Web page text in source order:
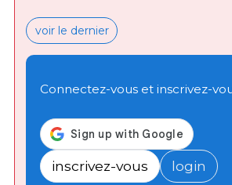
voir le dernier
Connectez-vous et inscrivez-
inscrivez-vous login